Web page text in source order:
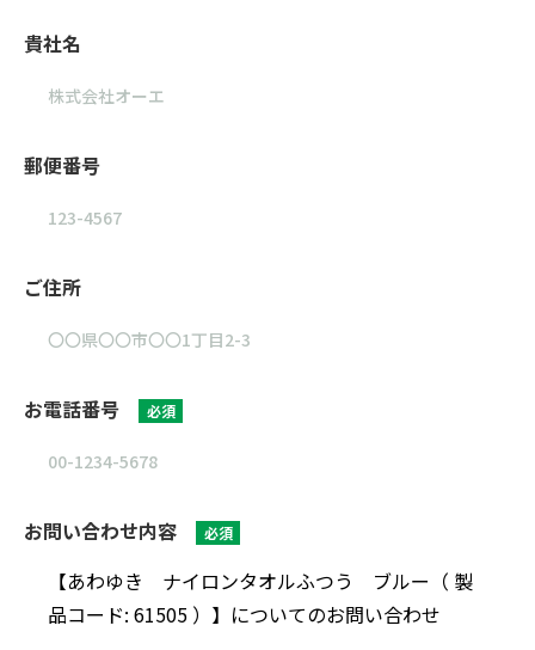
貴社名
郵便番号
ご住所
お電話番号 必須
お問い合わせ内容 必須